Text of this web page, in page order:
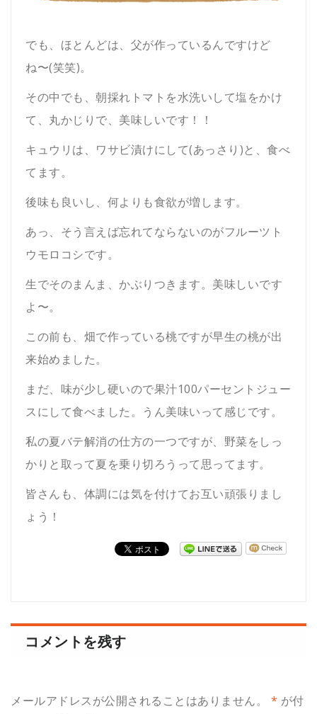
でも、ほとんどは、父が作っているんですけど
ね〜(笑笑)。
その中でも、朝採れトマトを水洗いして塩をかけ
て、丸かじりで、美味しいです！！
キュウリは、ワサビ漬けにして(あっさり)と、食べ
てます。
後味も良いし、何よりも食欲が増します。
あっ、そう言えば忘れてならないのがフルーツト
ウモロコシです。
生でそのまんま、かぶりつきます。美味しいです
よ〜。
この前も、畑で作っている桃ですが早生の桃が出
来始めました。
まだ、味が少し硬いので果汁100パーセントジュー
スにして食べました。うん美味いって感じです。
私の夏バテ解消の仕方の一つですが、野菜をしっ
かりと取って夏を乗り切ろうって思ってます。
皆さんも、体調には気を付けてお互い頑張りまし
ょう！
コメントを残す
メールアドレスが公開されることはありません。 * が付